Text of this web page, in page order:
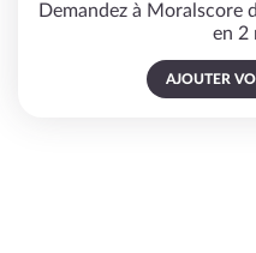
Demandez à Moralscore
en 2
AJOUTER